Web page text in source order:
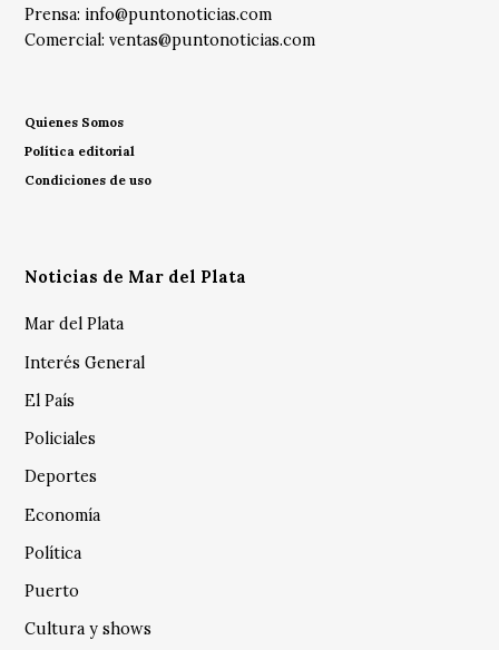
Prensa: info@puntonoticias.com
Comercial:ventas@puntonoticias.com
Quienes Somos
Política editorial
Condiciones de uso
Noticias de Mar del Plata
Mar del Plata
Interés General
El País
Policiales
Deportes
Economía
Política
Puerto
Cultura y shows